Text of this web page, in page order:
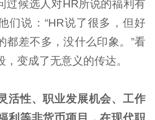
过候选人对HR所说的福利有
们说：“HR说了很多，但好
都差不多，没什么印象。”看
，变成了无意义的传达。
活性、职业发展机会、工作